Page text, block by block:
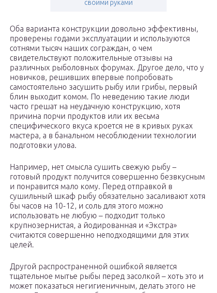
своими руками
Оба варианта конструкции довольно эффективны,
проверены годами эксплуатации и используются
сотнями тысяч наших сограждан, о чем
свидетельствуют положительные отзывы на
различных рыболовных форумах. Другое дело, что у
новичков, решивших впервые попробовать
самостоятельно засушить рыбу или грибы, первый
блин выходит комом. По неведению такие люди
часто грешат на неудачную конструкцию, хотя
причина порчи продуктов или их весьма
специфического вкуса кроется не в кривых руках
мастера, а в банальном несоблюдении технологии
подготовки улова.
Например, нет смысла сушить свежую рыбу –
готовый продукт получится совершенно безвкусным
и понравится мало кому. Перед отправкой в
сушильный шкаф рыбу обязательно засаливают хотя
бы часов на 10-12, и соль для этого можно
использовать не любую – подходит только
крупнозернистая, а йодированная и «Экстра»
считаются совершенно неподходящими для этих
целей.
Другой распространенной ошибкой является
тщательное мытье рыбы перед засолкой – хоть это и
может показаться негигиеничным, делать этого не